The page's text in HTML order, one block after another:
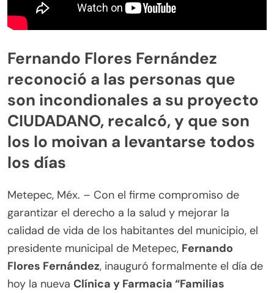
Fernando Flores Fernández
reconoció a las personas que
son incondionales a su proyecto
CIUDADANO, recalcó, y que son
los lo moivan a levantarse todos
los días
Metepec, Méx. – Con el firme compromiso de
garantizar el derecho a la salud y mejorar la
calidad de vida de los habitantes del municipio, el
presidente municipal de Metepec, Fernando
Flores Fernández, inauguró formalmente el día de
hoy la nueva Clínica y Farmacia “Familias